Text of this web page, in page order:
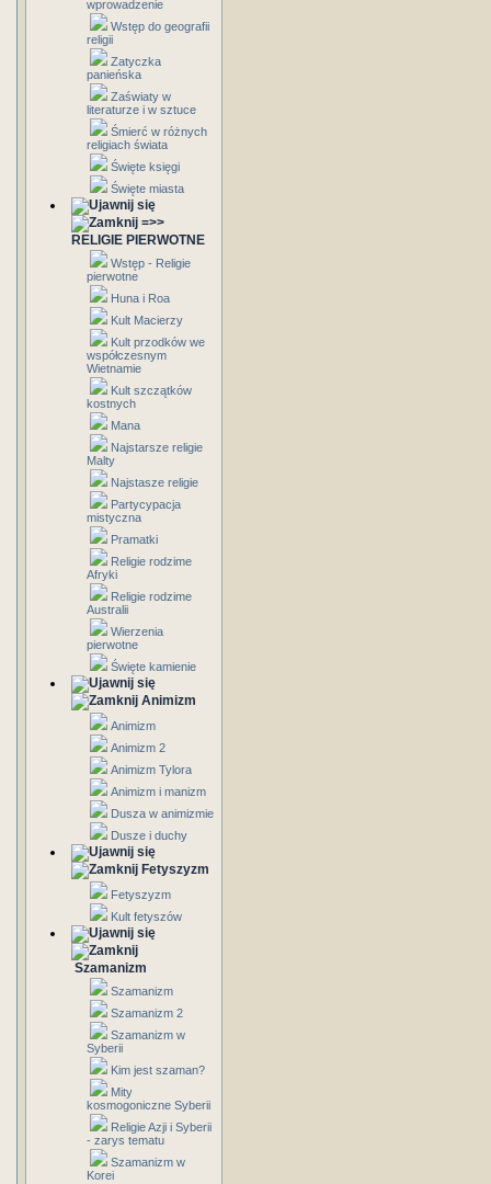
wprowadzenie
Wstęp do geografii
religii
Zatyczka
panieńska
Zaświaty w
literaturze i w sztuce
Śmierć w różnych
religiach świata
Święte księgi
Święte miasta
=>>
RELIGIE PIERWOTNE
Wstęp - Religie
pierwotne
Huna i Roa
Kult Macierzy
Kult przodków we
współczesnym
Wietnamie
Kult szczątków
kostnych
Mana
Najstarsze religie
Malty
Najstasze religie
Partycypacja
mistyczna
Pramatki
Religie rodzime
Afryki
Religie rodzime
Australii
Wierzenia
pierwotne
Święte kamienie
Animizm
Animizm
Animizm 2
Animizm Tylora
Animizm i manizm
Dusza w animizmie
Dusze i duchy
Fetyszyzm
Fetyszyzm
Kult fetyszów
Szamanizm
Szamanizm
Szamanizm 2
Szamanizm w
Syberii
Kim jest szaman?
Mity
kosmogoniczne Syberii
Religie Azji i Syberii
- zarys tematu
Szamanizm w
Korei